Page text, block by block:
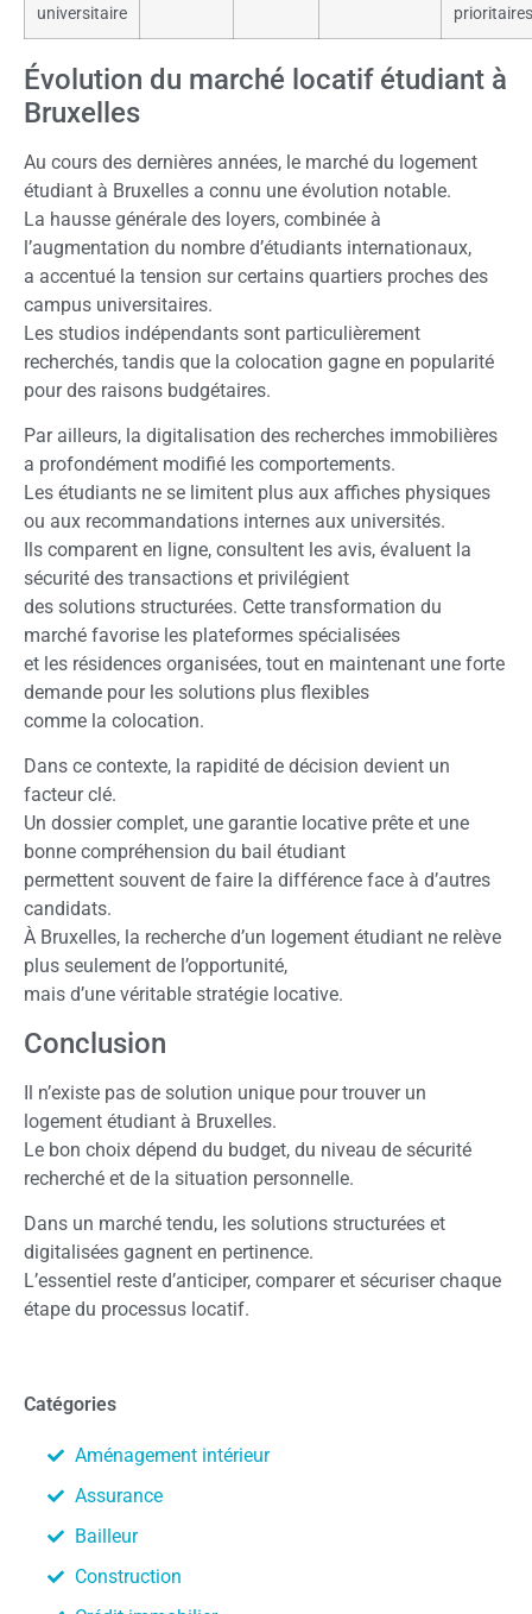
universitaire
prioritaires
Évolution du marché locatif étudiant à
Bruxelles
Au cours des dernières années, le marché du logement
étudiant à Bruxelles a connu une évolution notable.
La hausse générale des loyers, combinée à
l’augmentation du nombre d’étudiants internationaux,
a accentué la tension sur certains quartiers proches des
campus universitaires.
Les studios indépendants sont particulièrement
recherchés, tandis que la colocation gagne en popularité
pour des raisons budgétaires.
Par ailleurs, la digitalisation des recherches immobilières
a profondément modifié les comportements.
Les étudiants ne se limitent plus aux affiches physiques
ou aux recommandations internes aux universités.
Ils comparent en ligne, consultent les avis, évaluent la
sécurité des transactions et privilégient
des solutions structurées. Cette transformation du
marché favorise les plateformes spécialisées
et les résidences organisées, tout en maintenant une forte
demande pour les solutions plus flexibles
comme la colocation.
Dans ce contexte, la rapidité de décision devient un
facteur clé.
Un dossier complet, une garantie locative prête et une
bonne compréhension du bail étudiant
permettent souvent de faire la différence face à d’autres
candidats.
À Bruxelles, la recherche d’un logement étudiant ne relève
plus seulement de l’opportunité,
mais d’une véritable stratégie locative.
Conclusion
Il n’existe pas de solution unique pour trouver un
logement étudiant à Bruxelles.
Le bon choix dépend du budget, du niveau de sécurité
recherché et de la situation personnelle.
Dans un marché tendu, les solutions structurées et
digitalisées gagnent en pertinence.
L’essentiel reste d’anticiper, comparer et sécuriser chaque
étape du processus locatif.
Catégories
Aménagement intérieur
Assurance
Bailleur
Construction